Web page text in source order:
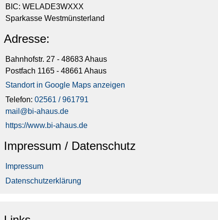
BIC: WELADE3WXXX
Sparkasse Westmünsterland
Adresse:
Bahnhofstr. 27 - 48683 Ahaus
Postfach 1165 - 48661 Ahaus
Standort in Google Maps anzeigen
Telefon:02561 / 961791
mail@bi-ahaus.de
https://www.bi-ahaus.de
Impressum / Datenschutz
Impressum
Datenschutzerklärung